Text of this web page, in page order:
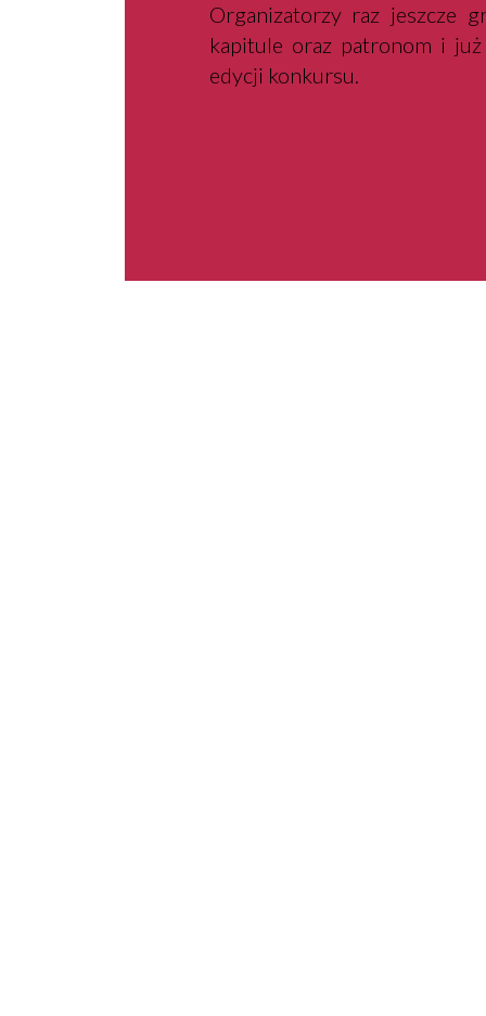
Organizatorzy raz jeszcze
kapitule oraz patronom i
edycji konkursu.